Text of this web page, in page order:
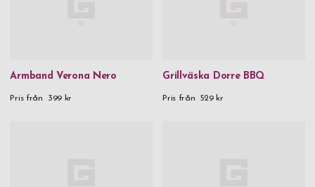
Armband Verona Nero
Pris från 399 kr
Grillväska Dorre BBQ
Pris från 529 kr